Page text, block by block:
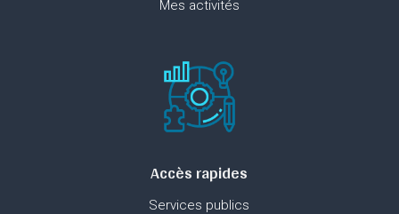
Mes activités
Accès rapides
Services publics